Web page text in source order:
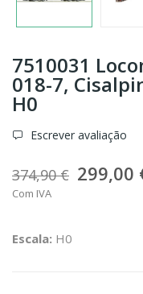
7510031
018-7,
H0
Escrever avaliação
374,90 € 299,00
Com IVA
Escala: H0